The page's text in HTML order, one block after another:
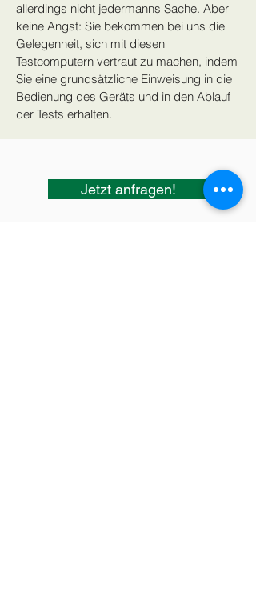
allerdings nicht jedermanns Sache. Aber
keine Angst: Sie bekommen bei uns die
Gelegenheit, sich mit diesen
Testcomputern vertraut zu machen, indem
Sie eine grundsätzliche Einweisung in die
Bedienung des Geräts und in den Ablauf
der Tests erhalten.
Jetzt anfragen!